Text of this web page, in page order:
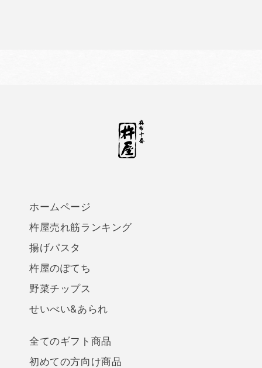
ホームページ
杵屋売れ筋ランキング
揚げパスタ
杵屋のぽてち
野菜チップス
せいべい&あられ
全てのギフト商品
初めての方向け商品